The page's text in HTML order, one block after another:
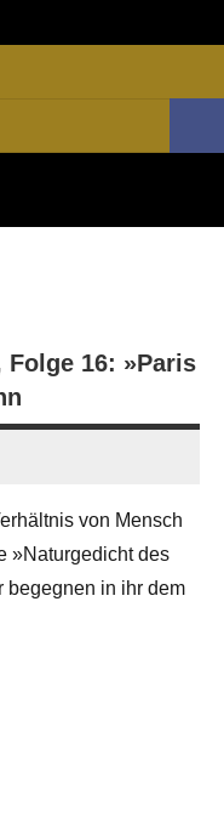
16: »Paris
von Mensch
»Naturgedicht des
begegnen in ihr dem